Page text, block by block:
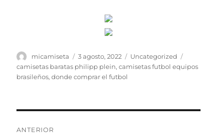
Autor
micamiseta
Publicado
el
3 agosto, 2022 Categorías
Uncategorized
camisetas baratas philipp plein,camisetas futbol equipos
brasileños,donde comprar el futbol
ANTERIOR